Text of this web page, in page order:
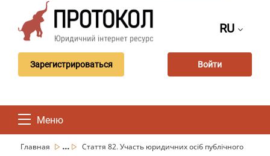
RU
Зарегистрироваться Войти
Меню
Главная ...
Стаття 82. Участь юридичних осіб публічного